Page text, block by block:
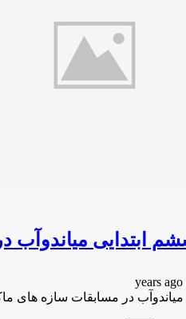
ابتدایی میاندوآب
در مسابقات سازه های